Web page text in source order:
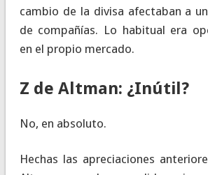
cambio de la divisa afectaban a
de compañías. Lo habitual era
en el propio mercado.
Z de Altman: ¿Inútil?
No, en absoluto.
Hechas las apreciaciones